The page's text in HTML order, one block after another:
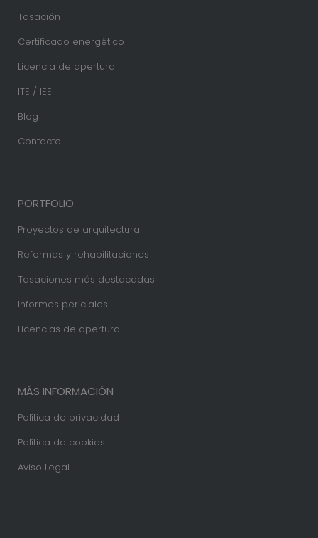
Tasación
Certificado energético
Licencia de apertura
ITE / IEE
Blog
Contacto
PORTFOLIO
Proyectos de arquitectura
Reformas y rehabilitaciones
Tasaciones más destacadas
Informes periciales
Licencias de apertura
MÁS INFORMACIÓN
Política de privacidad
Política de cookies
Aviso Legal